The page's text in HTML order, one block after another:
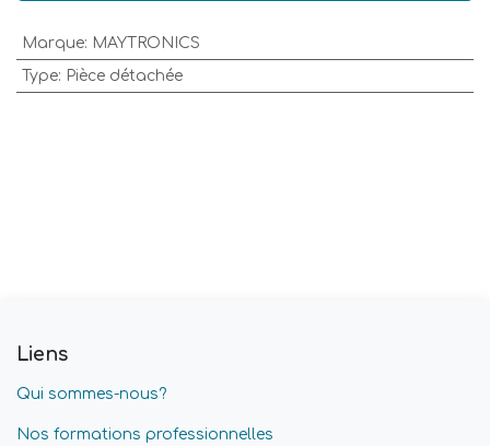
Marque: MAYTRONICS
Type: Pièce détachée
Liens
Qui sommes-nous?
Nos formations professionnelles